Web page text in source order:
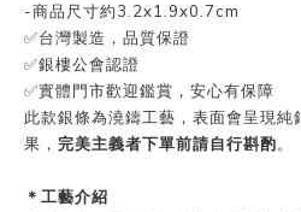
-商品尺寸約3.2x1.9x0.7cm
✅台灣製造，品質保證
✅銀樓公會認證
✅實體門市歡迎鑑賞，安心有保障
此款銀條為澆鑄工藝，表面會呈現
果， 完美主義者下單前請自行斟酌。
＊工藝介紹